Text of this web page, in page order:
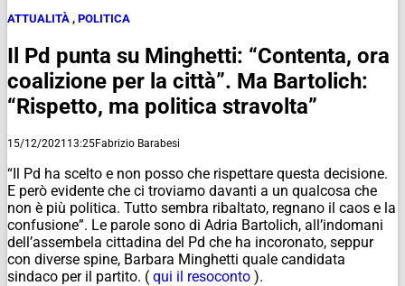
ATTUALITÀ , POLITICA
Il Pd punta su Minghetti: “Contenta, ora
coalizione per la città”. Ma Bartolich:
“Rispetto, ma politica stravolta”
15/12/2021 13:25Fabrizio Barabesi
“Il Pd ha scelto e non posso che rispettare questa decisione.
E però evidente che ci troviamo davanti a un qualcosa che
non è più politica. Tutto sembra ribaltato, regnano il caos e la
confusione”. Le parole sono di Adria Bartolich, all’indomani
dell’assembela cittadina del Pd che ha incoronato, seppur
con diverse spine, Barbara Minghetti quale candidata
sindaco per il partito. ( qui il resoconto ).